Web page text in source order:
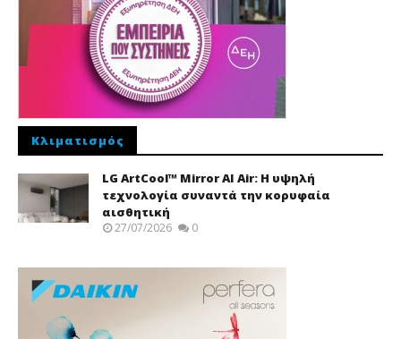
Κλιματισμός
LG ArtCool™ Mirror AI Air: Η υψηλή
τεχνολογία συναντά την κορυφαία
αισθητική
27/07/2026 0